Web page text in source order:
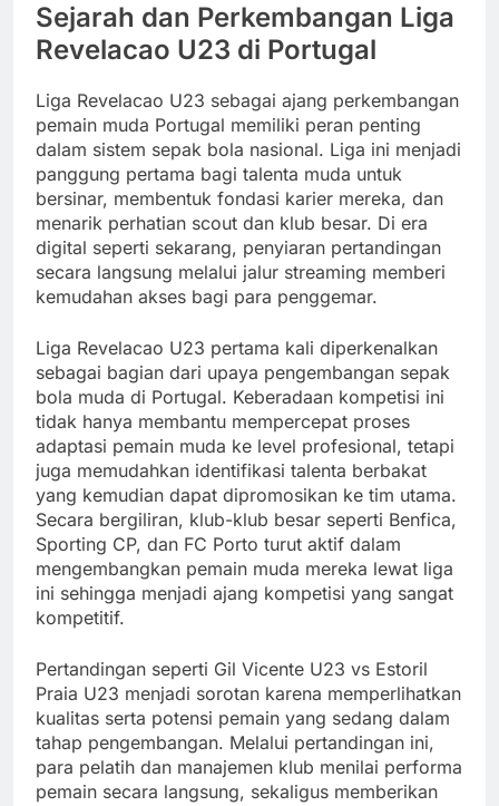
Sejarah dan Perkembangan Liga
Revelacao U23 di Portugal
Liga Revelacao U23 sebagai ajang perkembangan
pemain muda Portugal memiliki peran penting
dalam sistem sepak bola nasional. Liga ini menjadi
panggung pertama bagi talenta muda untuk
bersinar, membentuk fondasi karier mereka, dan
menarik perhatian scout dan klub besar. Di era
digital seperti sekarang, penyiaran pertandingan
secara langsung melalui jalur streaming memberi
kemudahan akses bagi para penggemar.
Liga Revelacao U23 pertama kali diperkenalkan
sebagai bagian dari upaya pengembangan sepak
bola muda di Portugal. Keberadaan kompetisi ini
tidak hanya membantu mempercepat proses
adaptasi pemain muda ke level profesional, tetapi
juga memudahkan identifikasi talenta berbakat
yang kemudian dapat dipromosikan ke tim utama.
Secara bergiliran, klub-klub besar seperti Benfica,
Sporting CP, dan FC Porto turut aktif dalam
mengembangkan pemain muda mereka lewat liga
ini sehingga menjadi ajang kompetisi yang sangat
kompetitif.
Pertandingan seperti Gil Vicente U23 vs Estoril
Praia U23 menjadi sorotan karena memperlihatkan
kualitas serta potensi pemain yang sedang dalam
tahap pengembangan. Melalui pertandingan ini,
para pelatih dan manajemen klub menilai performa
pemain secara langsung, sekaligus memberikan